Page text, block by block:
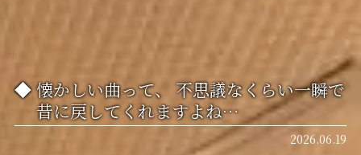
懐かしい曲って、 不思議なくらい一瞬で
昔に戻してくれますよね…
2026.06.19